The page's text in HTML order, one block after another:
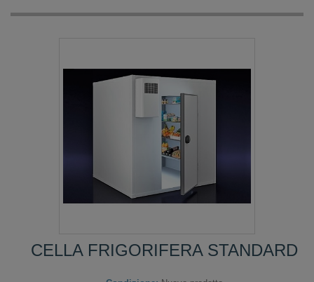
CELLA FRIGORIFERA STANDARD